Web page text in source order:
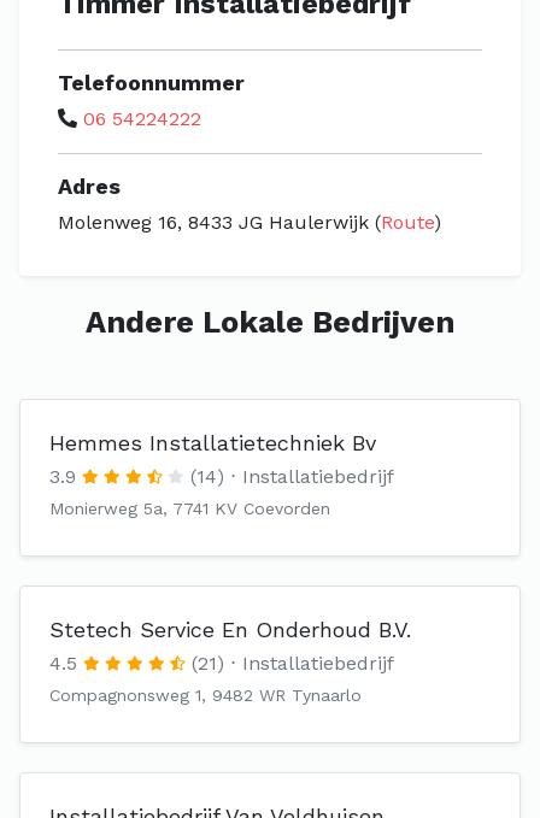
Telefoonnummer
06 54224222
Adres
Molenweg 16, 8433 JG Haulerwijk (Route)
Andere Lokale Bedrijven
Hemmes Installatietechniek Bv
3.9 (14) Installatiebedrijf
Monierweg 5a, 7741 KV Coevorden
Stetech Service En Onderhoud B.V.
4.5 (21) Installatiebedrijf
Compagnonsweg 1, 9482 WR Tynaarlo